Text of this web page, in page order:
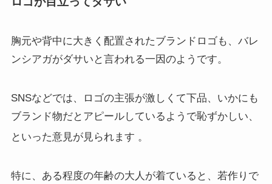
胸元や背中に大きく配置されたブランドロゴも、バレ
ンシアガがダサいと言われる一因のようです。
SNSなどでは、ロゴの主張が激しくて下品、いかにも
ブランド物だとアピールしているようで恥ずかしい、
といった意見が見られます 。
特に、ある程度の年齢の大人が着ていると、若作りで